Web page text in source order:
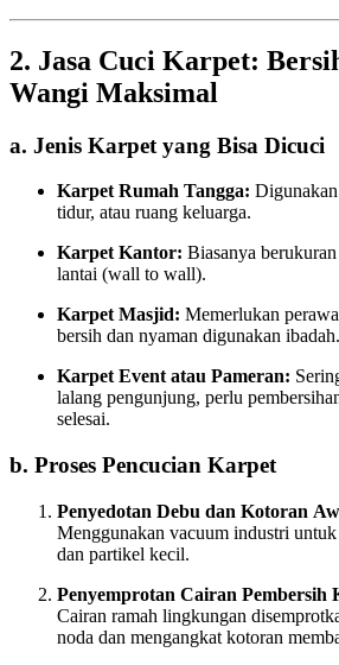
2. Jasa Cuci Karpet:
Wangi Maksimal
a. Jenis Karpet yang Bisa Dicuci
Karpet Rumah Tangga:
tidur, atau ruang keluarga.
Karpet Kantor: Biasanya
lantai (wall to wall).
Karpet Masjid: Memerlukan
bersih dan nyaman digunakan ibadah.
Karpet Event atau Pameran:
lalang pengunjung, perlu
selesai.
b. Proses Pencucian Karpet
Penyedotan Debu dan Kotoran
Menggunakan vacuum industri
dan partikel kecil.
Penyemprotan Cairan Pembersih
Cairan ramah lingkungan
noda dan mengangkat kotoran